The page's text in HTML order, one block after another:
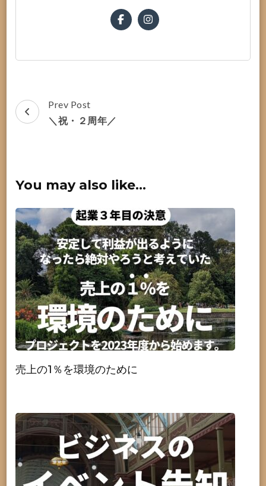
Post
Navigation
Prev Post
＼祝・２周年／
You may also like...
売上の1％を環境のために